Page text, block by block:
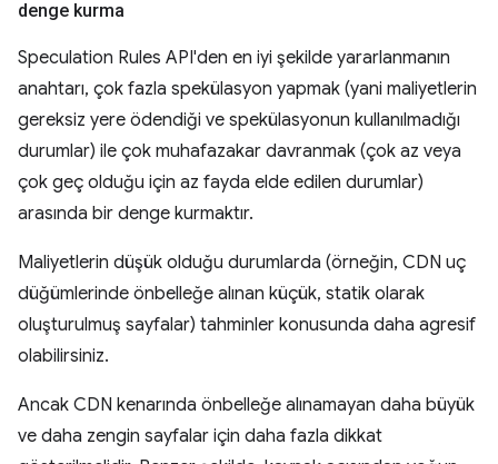
denge kurma
Speculation Rules API'den en iyi şekilde yararlanmanın
anahtarı, çok fazla spekülasyon yapmak (yani maliyetlerin
gereksiz yere ödendiği ve spekülasyonun kullanılmadığı
durumlar) ile çok muhafazakar davranmak (çok az veya
çok geç olduğu için az fayda elde edilen durumlar)
arasında bir denge kurmaktır.
Maliyetlerin düşük olduğu durumlarda (örneğin, CDN uç
düğümlerinde önbelleğe alınan küçük, statik olarak
oluşturulmuş sayfalar) tahminler konusunda daha agresif
olabilirsiniz.
Ancak CDN kenarında önbelleğe alınamayan daha büyük
ve daha zengin sayfalar için daha fazla dikkat